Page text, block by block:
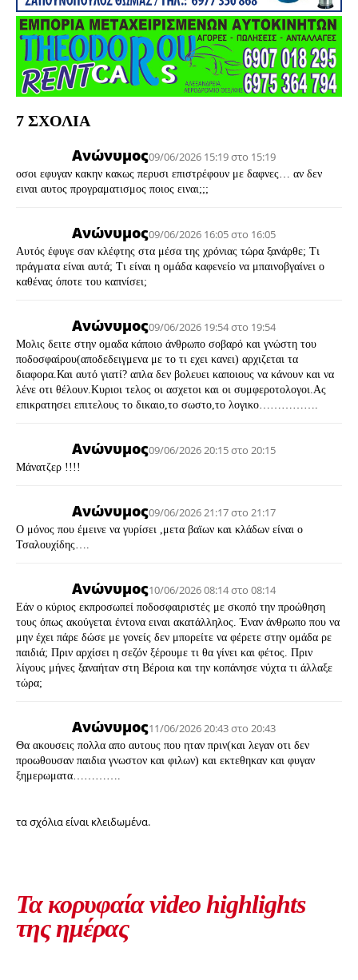
7 ΣΧΟΛΙΑ
Ανώνυμος09/06/2026 15:19 στο 15:19
οσοι εφυγαν κακην κακως περυσι επιστρέφουν με δαφνες… αν δεν
ειναι αυτος προγραματισμος ποιος ειναι;;;
Ανώνυμος09/06/2026 16:05 στο 16:05
Αυτός έφυγε σαν κλέφτης στα μέσα της χρόνιας τώρα ξανάρθε; Τι
πράγματα είναι αυτά; Τι είναι η ομάδα καφενείο να μπαινοβγαίνει ο
καθένας όποτε του καπνίσει;
Ανώνυμος09/06/2026 19:54 στο 19:54
Μολις δειτε στην ομαδα κάποιο άνθρωπο σοβαρό και γνώστη του
ποδοσφαίρου(αποδεδειγμενα με το τι εχει κανει) αρχιζεται τα
διαφορα.Και αυτό γιατί? απλα δεν βολευει καποιους να κάνουν και να
λένε οτι θέλουν.Κυριοι τελος οι ασχετοι και οι συμφεροτολογοι.Ας
επικρατησει επιτελους το δικαιο,το σωστο,το λογικο…………….
Ανώνυμος09/06/2026 20:15 στο 20:15
Μάνατζερ !!!!
Ανώνυμος09/06/2026 21:17 στο 21:17
Ο μόνος που έμεινε να γυρίσει ,μετα βαϊων και κλάδων είναι ο
Τσαλουχίδης….
Ανώνυμος10/06/2026 08:14 στο 08:14
Εάν ο κύριος εκπροσωπεί ποδοσφαιριστές με σκοπό την προώθηση
τους όπως ακούγεται έντονα ειναι ακατάλληλος. Έναν άνθρωπο που να
μην έχει πάρε δώσε με γονείς δεν μπορείτε να φέρετε στην ομάδα ρε
παιδιά; Πριν αρχίσει η σεζόν ξέρουμε τι θα γίνει και φέτος. Πριν
λίγους μήνες ξαναήταν στη Βέροια και την κοπάνησε νύχτα τι άλλαξε
τώρα;
Ανώνυμος11/06/2026 20:43 στο 20:43
Θα ακουσεις πολλα απο αυτους που ηταν πριν(και λεγαν οτι δεν
προωθουσαν παιδια γνωστον και φιλων) και εκτεθηκαν και φυγαν
ξημερωματα………….
τα σχόλια είναι κλειδωμένα.
Τα κορυφαία video highlights
της ημέρας